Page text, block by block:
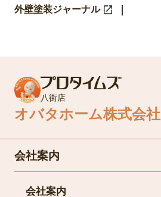
外壁塗装ジャーナル
八街店
オバタホーム株式会社
会社案内
会社案内